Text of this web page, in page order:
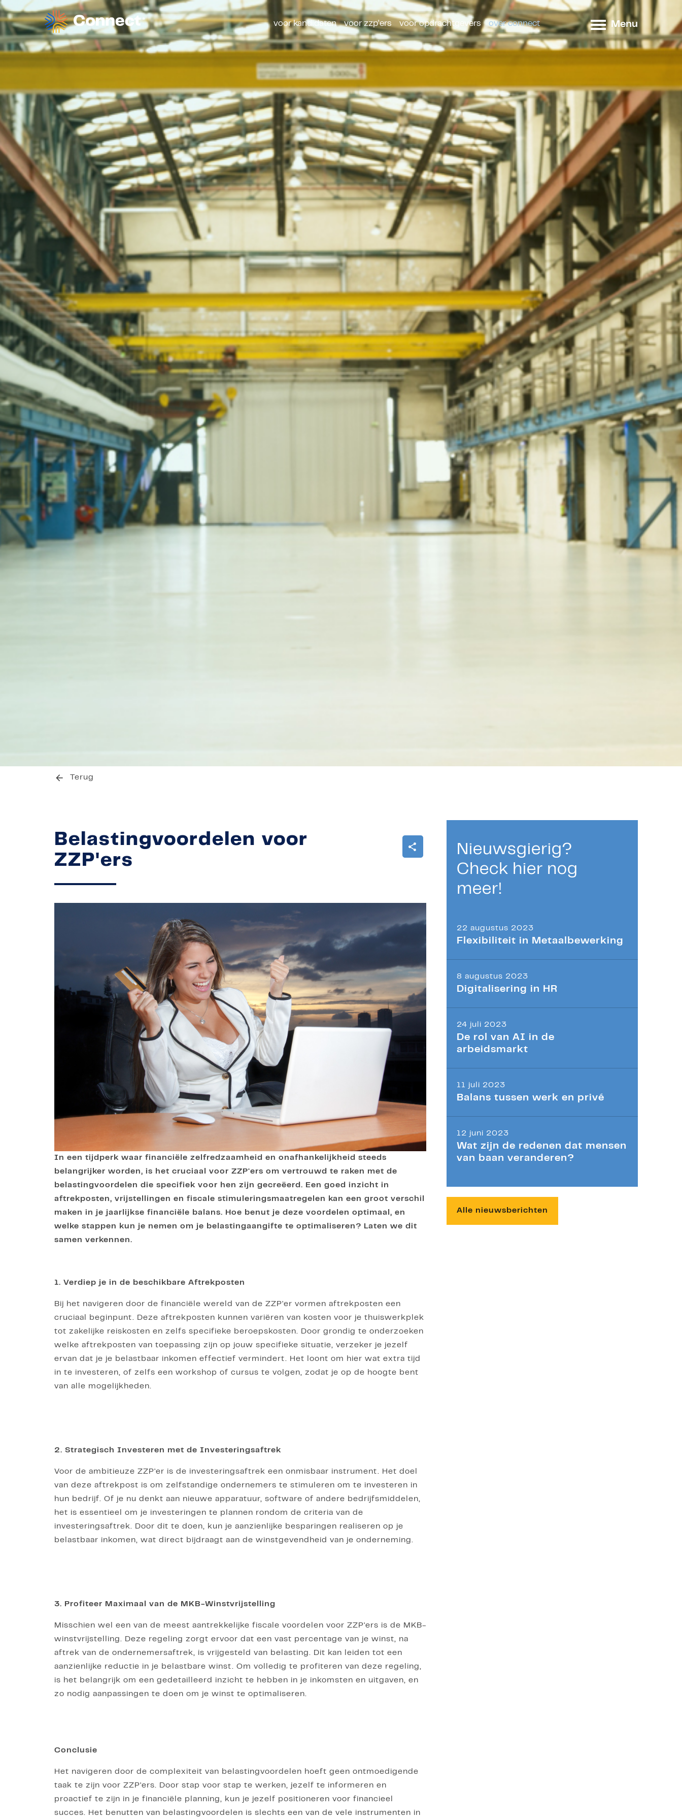
voor kandidaten voor zzp'ers voor opdrachtgevers over connect Menu
Terug
Belastingvoordelen voor
ZZP'ers
In een tijdperk waar financiële zelfredzaamheid en onafhankelijkheid steeds
belangrijker worden, is het cruciaal voor ZZP'ers om vertrouwd te raken met de
belastingvoordelen die specifiek voor hen zijn gecreëerd. Een goed inzicht in
aftrekposten, vrijstellingen en fiscale stimuleringsmaatregelen kan een groot verschil
maken in je jaarlijkse financiële balans. Hoe benut je deze voordelen optimaal, en
welke stappen kun je nemen om je belastingaangifte te optimaliseren? Laten we dit
samen verkennen.
1. Verdiep je in de beschikbare Aftrekposten
Bij het navigeren door de financiële wereld van de ZZP'er vormen aftrekposten een
cruciaal beginpunt. Deze aftrekposten kunnen variëren van kosten voor je thuiswerkplek
tot zakelijke reiskosten en zelfs specifieke beroepskosten. Door grondig te onderzoeken
welke aftrekposten van toepassing zijn op jouw specifieke situatie, verzeker je jezelf
ervan dat je je belastbaar inkomen effectief vermindert. Het loont om hier wat extra tijd
in te investeren, of zelfs een workshop of cursus te volgen, zodat je op de hoogte bent
van alle mogelijkheden.
2. Strategisch Investeren met de Investeringsaftrek
Voor de ambitieuze ZZP'er is de investeringsaftrek een onmisbaar instrument. Het doel
van deze aftrekpost is om zelfstandige ondernemers te stimuleren om te investeren in
hun bedrijf. Of je nu denkt aan nieuwe apparatuur, software of andere bedrijfsmiddelen,
het is essentieel om je investeringen te plannen rondom de criteria van de
investeringsaftrek. Door dit te doen, kun je aanzienlijke besparingen realiseren op je
belastbaar inkomen, wat direct bijdraagt aan de winstgevendheid van je onderneming.
3. Profiteer Maximaal van de MKB-Winstvrijstelling
Misschien wel een van de meest aantrekkelijke fiscale voordelen voor ZZP'ers is de MKB-
winstvrijstelling. Deze regeling zorgt ervoor dat een vast percentage van je winst, na
aftrek van de ondernemersaftrek, is vrijgesteld van belasting. Dit kan leiden tot een
aanzienlijke reductie in je belastbare winst. Om volledig te profiteren van deze regeling,
is het belangrijk om een gedetailleerd inzicht te hebben in je inkomsten en uitgaven, en
zo nodig aanpassingen te doen om je winst te optimaliseren.
Conclusie
Het navigeren door de complexiteit van belastingvoordelen hoeft geen ontmoedigende
taak te zijn voor ZZP'ers. Door stap voor stap te werken, jezelf te informeren en
proactief te zijn in je financiële planning, kun je jezelf positioneren voor financieel
succes. Het benutten van belastingvoordelen is slechts een van de vele instrumenten in
Nieuwsgierig?
Check hier nog
meer!
22 augustus 2023
Flexibiliteit in Metaalbewerking
8 augustus 2023
Digitalisering in HR
24 juli 2023
De rol van AI in de
arbeidsmarkt
11 juli 2023
Balans tussen werk en privé
12 juni 2023
Wat zijn de redenen dat mensen
van baan veranderen?
Alle nieuwsberichten